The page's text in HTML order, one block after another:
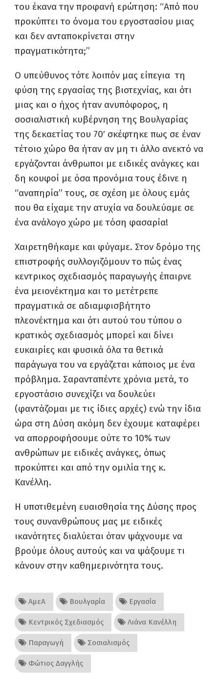
του έκανα την προφανή ερώτηση: “Από που
προκύπτει το όνομα του εργοστασίου μιας
και δεν ανταποκρίνεται στην
πραγματικότητα;”
Ο υπεύθυνος τότε λοιπόν μας είπεγια τη
φύση της εργασίας της βιοτεχνίας, και ότι
μιας και ο ήχος ήταν ανυπόφορος, η
σοσιαλιστική κυβέρνηση της Βουλγαρίας
της δεκαετίας του 70′ σκέφτηκε πως σε έναν
τέτοιο χώρο θα ήταν αν μη τι άλλο ανεκτό να
εργάζονται άνθρωποι με ειδικές ανάγκες και
δη κουφοί με όσα προνόμια τους έδινε η
“αναπηρία” τους, σε σχέση με όλους εμάς
που θα είχαμε την ατυχία να δουλεύαμε σε
ένα ανάλογο χώρο με τόση φασαρία!
Χαιρετηθήκαμε και φύγαμε. Στον δρόμο της
επιστροφής συλλογιζόμουν το πώς ένας
κεντρικος σχεδιασμός παραγωγής έπαιρνε
ένα μειονέκτημα και το μετέτρεπε
πραγματικά σε αδιαμφισβήτητο
πλεονέκτημα και ότι αυτού του τύπου ο
κρατικός σχεδιασμός μπορεί και δίνει
ευκαιρίες και φυσικά όλα τα θετικά
παράγωγα του να εργάζεται κάποιος με ένα
πρόβλημα. Σαρανταπέντε χρόνια μετά, το
εργοστάσιο συνεχίζει να δουλεύει
(φαντάζομαι με τις ίδιες αρχές) ενώ την ίδια
ώρα στη Δύση ακόμη δεν έχουμε καταφέρει
να απορροφήσουμε ούτε το 10% των
ανθρώπων με ειδικές ανάγκες, όπως
προκύπτει και από την ομιλία της κ.
Κανέλλη.
Η υποτιθεμένη ευαισθησία της Δύσης προς
τους συνανθρώπους μας με ειδικές
ικανότητες διαλύεται όταν ψάχνουμε να
βρούμε όλους αυτούς και να ψάξουμε τι
κάνουν στην καθημερινότητα τους.
ΑμεΑ Βουλγαρία Εργασία
Κεντρικός Σχεδιασμός Λιάνα Κανέλλη
Παραγωγή Σοσιαλισμός
Φώτιος Δαγγλής